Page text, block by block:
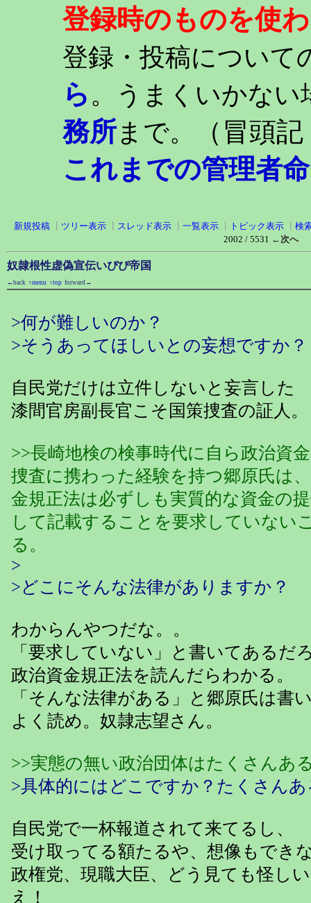
登録時のものを使
登録・投稿について
ら。うまくいかない
務所まで。 （冒
これまでの管理者
新規投稿 ツリー表示 スレッド表示 一覧表示 トピック表示
検
2002 / 5531 ←次へ
奴隷根性虚偽宣伝いぴぴ帝国
←back ↑menu ↑top forward→
>何が難しいのか？
>そうあってほしいとの妄想ですか？
自民党だけは立件しないと妄言した
漆間官房副長官こそ国策捜査の証人。
>>長崎地検の検事時代に自ら政治資
捜査に携わった経験を持つ郷原氏は
金規正法は必ずしも実質的な資金の
して記載することを要求していない
る。
>
>どこにそんな法律がありますか？
わからんやつだな。。
「要求していない」と書いてあるだ
政治資金規正法を読んだらわかる。
「そんな法律がある」と郷原氏は書
よく読め。奴隷志望さん。
>>実態の無い政治団体はたくさんあ
>具体的にはどこですか？たくさん
自民党で一杯報道されて来てるし、
受け取ってる額たるや、想像もでき
政権党、現職大臣、どう見ても怪し
え！